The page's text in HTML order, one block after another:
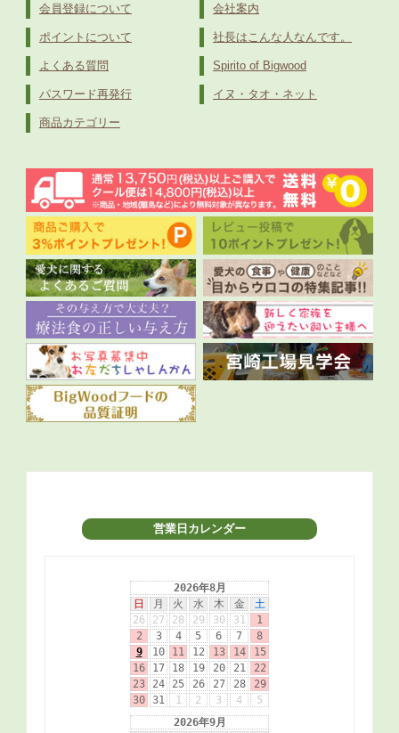
会員登録について
ポイントについて
よくある質問
パスワード再発行
商品カテゴリー
会社案内
社長はこんな人なんです。
Spirito of Bigwood
イヌ・タオ・ネット